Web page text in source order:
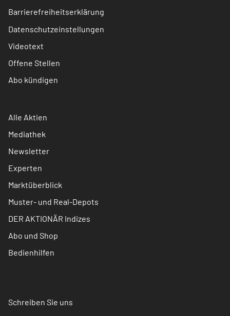
Barrierefreiheitserklärung
Datenschutzeinstellungen
Videotext
Offene Stellen
Abo kündigen
Alle Aktien
Mediathek
Newsletter
Experten
Marktüberblick
Muster- und Real-Depots
DER AKTIONÄR Indizes
Abo und Shop
Bedienhilfen
Schreiben Sie uns